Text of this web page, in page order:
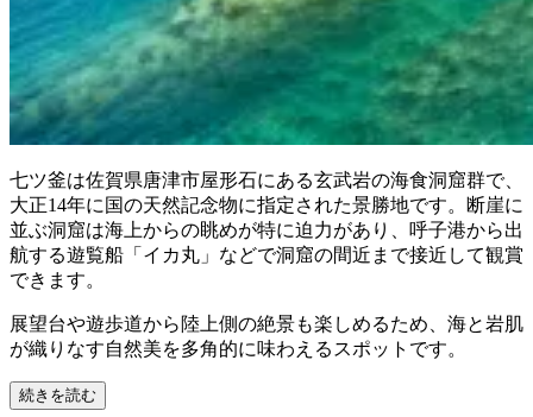
七ツ釜は佐賀県唐津市屋形石にある玄武岩の海食洞窟群で、
大正14年に国の天然記念物に指定された景勝地です。断崖に
並ぶ洞窟は海上からの眺めが特に迫力があり、呼子港から出
航する遊覧船「イカ丸」などで洞窟の間近まで接近して観賞
できます。
展望台や遊歩道から陸上側の絶景も楽しめるため、海と岩肌
が織りなす自然美を多角的に味わえるスポットです。
続きを読む